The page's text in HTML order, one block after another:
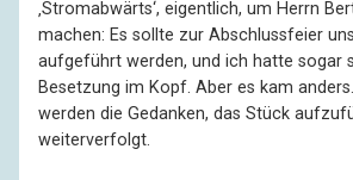
‚Stromabwärts‘, eigentlich, um Herrn
machen: Es sollte zur Abschlussfeier
aufgeführt werden, und ich hatte sogar
Besetzung im Kopf. Aber es kam
werden die Gedanken, das Stück
weiterverfolgt.